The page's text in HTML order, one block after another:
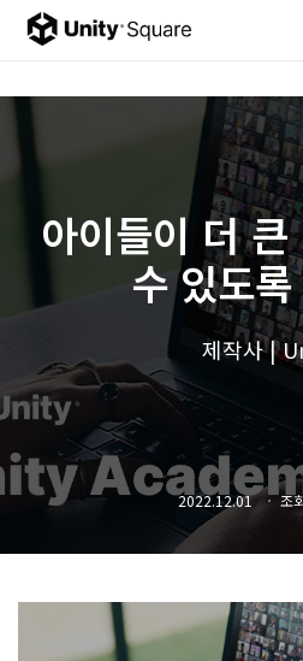
본문내용 바로
주메뉴 바로
아이들이 더
수 있도
제작사 |
2022.12.01 조